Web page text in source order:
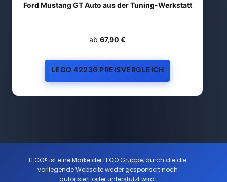
Ford Mustang GT Auto aus der Tuning-Werkstatt
ab 67,90 €
LEGO 42236 PREISVERGLEICH
LEGO® ist eine Marke der LEGO Gruppe, durch die die
vorliegende Webseite weder gesponsert noch
autorisiert oder unterstützt wird.